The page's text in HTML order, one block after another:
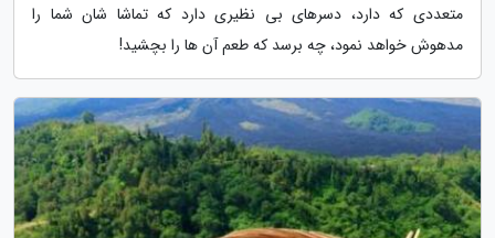
متعددی که دارد، دسرهای بی نظیری دارد که تماشا شان شما را
مدهوش خواهد نمود، چه برسد که طعم آن ها را بچشید!